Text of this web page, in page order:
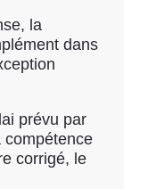
la
dans
prévu par
compétence
corrigé, le